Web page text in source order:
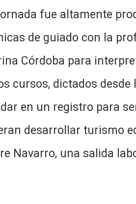
fue altamente
de guiado con la
Córdoba para
cursos, dictados
en un registro para
desarrollar turismo
Navarro, una salida